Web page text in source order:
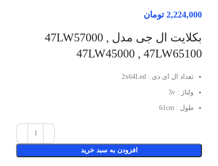
2,224,000 تومان
بکلایت ال جی مدل 47LW57000 ,
47LW45000 , 47LW65100
تعداد ال ای دی : 2x64Led
ولتاژ : 3v
طول : 61cm
افزودن به سبد خرید